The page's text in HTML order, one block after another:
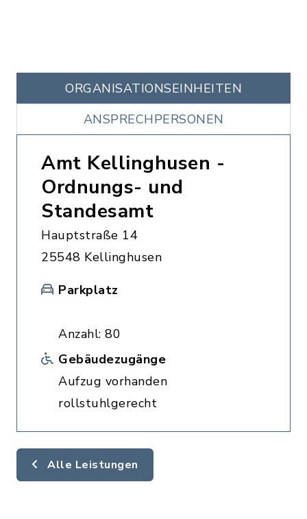
ORGANISATIONS­EINHEITEN
ANSPRECHPERSONEN
Amt Kellinghusen -
Ordnungs- und
Standesamt
Hauptstraße 14
25548 Kellinghusen
Parkplatz
Anzahl: 80
Gebäudezugänge
Aufzug vorhanden
rollstuhlgerecht
Alle Leistungen